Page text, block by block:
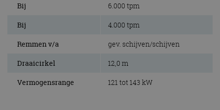
Bij 6.000 tpm
Bij 4.000 tpm
Remmen v/a gev. schijven/schijven
Draaicirkel 12,0 m
Vermogensrange 121 tot 143 kW